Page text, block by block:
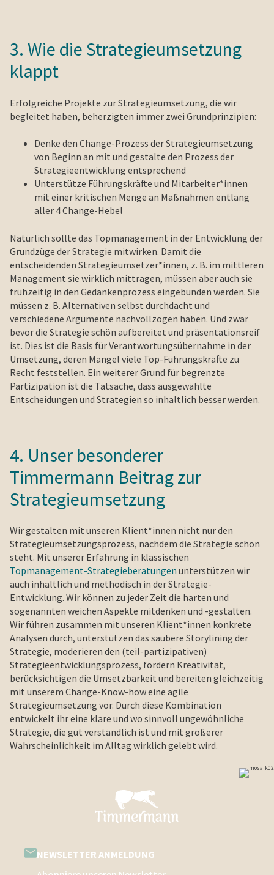
3. Wie die Strategieumsetzung
klappt
Erfolgreiche Projekte zur Strategieumsetzung, die wir
begleitet haben, beherzigten immer zwei Grundprinzipien:
Denke den Change-Prozess der Strategieumsetzung
von Beginn an mit und gestalte den Prozess der
Strategieentwicklung entsprechend
Unterstütze Führungskräfte und Mitarbeiter*innen
mit einer kritischen Menge an Maßnahmen entlang
aller 4 Change-Hebel
Natürlich sollte das Topmanagement in der Entwicklung der
Grundzüge der Strategie mitwirken. Damit die
entscheidenden Strategieumsetzer*innen, z. B. im mittleren
Management sie wirklich mittragen, müssen aber auch sie
frühzeitig in den Gedankenprozess eingebunden werden. Sie
müssen z. B. Alternativen selbst durchdacht und
verschiedene Argumente nachvollzogen haben. Und zwar
bevor die Strategie schön aufbereitet und präsentationsreif
ist. Dies ist die Basis für Verantwortungsübernahme in der
Umsetzung, deren Mangel viele Top-Führungskräfte zu
Recht feststellen. Ein weiterer Grund für begrenzte
Partizipation ist die Tatsache, dass ausgewählte
Entscheidungen und Strategien so inhaltlich besser werden.
4. Unser besonderer
Timmermann Beitrag zur
Strategieumsetzung
Wir gestalten mit unseren Klient*innen nicht nur den
Strategieumsetzungsprozess, nachdem die Strategie schon
steht. Mit unserer Erfahrung in klassischen
Topmanagement-Strategieberatungen unterstützen wir
auch inhaltlich und methodisch in der Strategie-
Entwicklung. Wir können zu jeder Zeit die harten und
sogenannten weichen Aspekte mitdenken und -gestalten.
Wir führen zusammen mit unseren Klient*innen konkrete
Analysen durch, unterstützen das saubere Storylining der
Strategie, moderieren den (teil-partizipativen)
Strategieentwicklungsprozess, fördern Kreativität,
berücksichtigen die Umsetzbarkeit und bereiten gleichzeitig
mit unserem Change-Know-how eine agile
Strategieumsetzung vor. Durch diese Kombination
entwickelt ihr eine klare und wo sinnvoll ungewöhnliche
Strategie, die gut verständlich ist und mit größerer
Wahrscheinlichkeit im Alltag wirklich gelebt wird.
NEWSLETTER ANMELDUNG